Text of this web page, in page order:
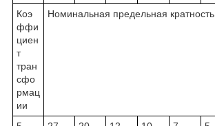
Коэ
ффи
циен
т
тран
сфо
рмац
ии
Номинальная предельная кратность